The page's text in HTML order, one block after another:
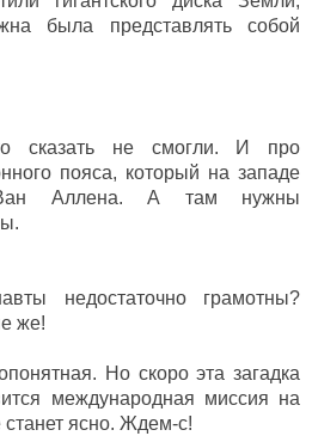
была представлять собой
сказать не смогли. И про
пояса, который на западе
Аллена. А там нужны
недостаточно грамотны?
же!
Но скоро эта загадка
международная миссия на
станет ясно. Ждем-с!